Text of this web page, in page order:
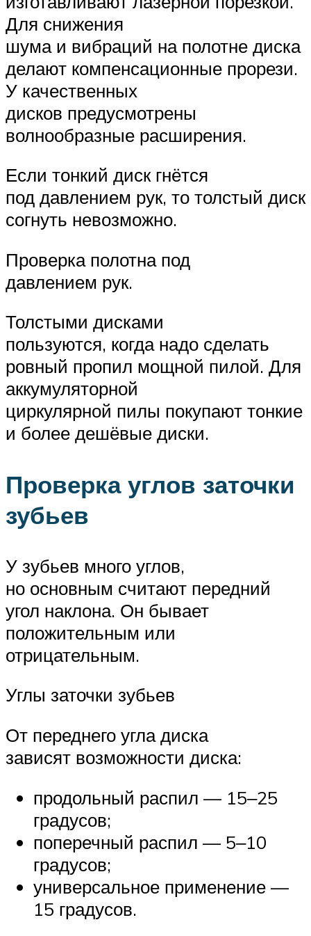
Для снижения
шума и вибраций на полотне диска
делают компенсационные прорези.
У качественных
дисков предусмотрены
волнообразные расширения.
Если тонкий диск гнётся
под давлением рук, то толстый диск
согнуть невозможно.
Проверка полотна под
давлением рук.
Толстыми дисками
пользуются, когда надо сделать
ровный пропил мощной пилой. Для
аккумуляторной
циркулярной пилы покупают тонкие
и более дешёвые диски.
Проверка углов заточки
зубьев
У зубьев много углов,
но основным считают передний
угол наклона. Он бывает
положительным или
отрицательным.
Углы заточки зубьев
От переднего угла диска
зависят возможности диска:
продольный распил — 15‒25
градусов;
поперечный распил — 5‒10
градусов;
универсальное применение —
15 градусов.